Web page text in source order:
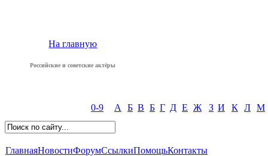
На главную
Российские и советские актёры
0-9 А Б В Б Г Д Е Ж З И К Л М
ГлавнаяНовостиФорумСсылкиПомощьКонтакты